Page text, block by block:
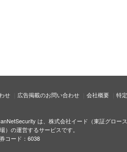
せ 広告掲載のお問い合わせ 会社概要 特
は、株式会社イード（東証グロース
場）の運営するサービスです。
コード：6038